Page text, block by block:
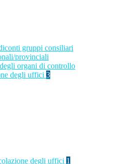
gruppi consiliari
provinciali
organi di controllo
degli uffici 3
degli uffici 1